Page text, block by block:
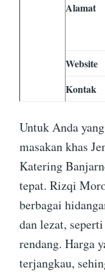
Alamat
Website
Kontak
Untuk Anda
masakan khas
Katering
tepat. Rizqi
berbagai
dan lezat,
rendang. Harga
terjangkau,